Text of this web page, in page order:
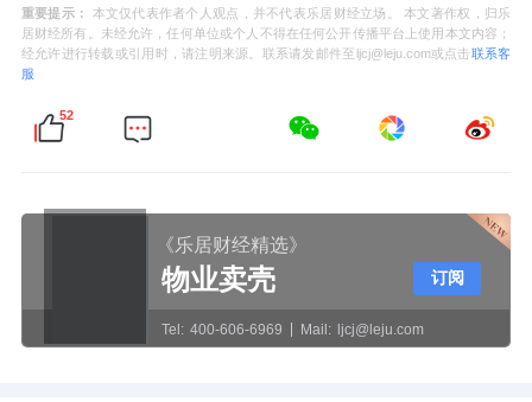
定对2021年向特定对象发行股票募投项目“家居
产品配套生产基地项目”的建设内容进行调整，
件床垫布套产能”，不再建设床垫弹簧网产能。
项目完成时间由原定的2026年5月推迟至2027
年5月。此次调整不涉及变更募集资金投向。
重要提示：
本文仅代表作者个人观点，并不代表乐居财经立场。 本文著作权，归乐
居财经所有。未经允许，任何单位或个人不得在任何公开传播平台上使用本文内容；
经允许进行转载或引用时，请注明来源。联系请发邮件至ljcj@leju.com或点击联系客
服
52
《乐居财经精选》
物业卖壳
Tel: 400-606-6969 Mail: ljcj@leju.com
订阅